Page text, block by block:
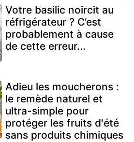
Votre basilic noircit au
réfrigérateur ? C’est
probablement à cause
de cette erreur...
Adieu les moucherons :
le remède naturel et
ultra-simple pour
protéger les fruits d'été
sans produits chimiques